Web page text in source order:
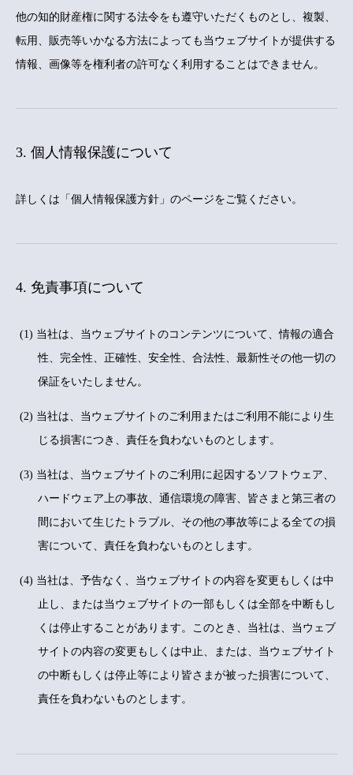
他の知的財産権に関する法令をも遵守いただくものとし、複製、
転用、販売等いかなる方法によっても当ウェブサイトが提供する
情報、画像等を権利者の許可なく利用することはできません。
3. 個人情報保護について
詳しくは「 個人情報保護方針 」のページをご覧ください。
4. 免責事項について
(1) 当社は、当ウェブサイトのコンテンツについて、情報の適合
性、完全性、正確性、安全性、合法性、最新性その他一切の
保証をいたしません。
(2) 当社は、当ウェブサイトのご利用またはご利用不能により生
じる損害につき、責任を負わないものとします。
(3) 当社は、当ウェブサイトのご利用に起因するソフトウェア、
ハードウェア上の事故、通信環境の障害、皆さまと第三者の
間において生じたトラブル、その他の事故等による全ての損
害について、責任を負わないものとします。
(4) 当社は、予告なく、当ウェブサイトの内容を変更もしくは中
止し、または当ウェブサイトの一部もしくは全部を中断もし
くは停止することがあります。このとき、当社は、当ウェブ
サイトの内容の変更もしくは中止、または、当ウェブサイト
の中断もしくは停止等により皆さまが被った損害について、
責任を負わないものとします。